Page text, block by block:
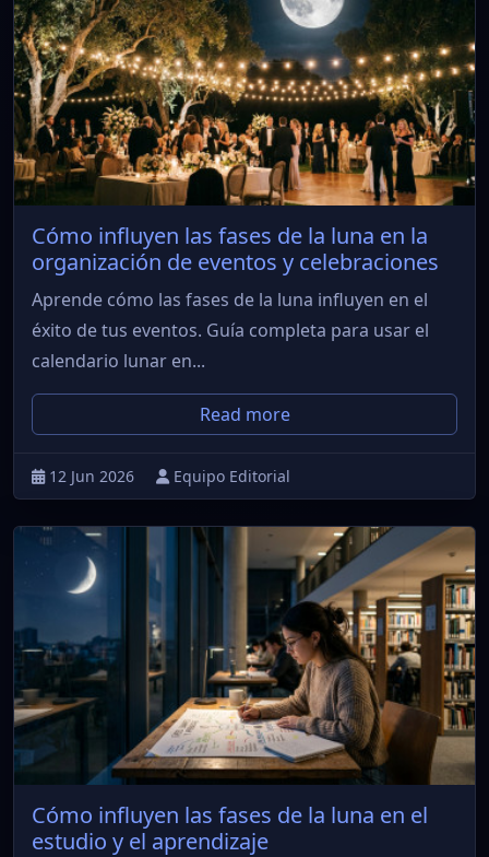
Cómo influyen las fases de la luna en la
organización de eventos y celebraciones
Aprende cómo las fases de la luna influyen en el
éxito de tus eventos. Guía completa para usar el
calendario lunar en...
Read more
12 Jun 2026 Equipo Editorial
Cómo influyen las fases de la luna en el
estudio y el aprendizaje